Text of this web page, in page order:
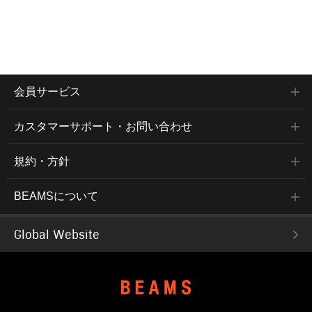
会員サービス
カスタマーサポート・お問い合わせ
規約・方針
BEAMSについて
Global Website